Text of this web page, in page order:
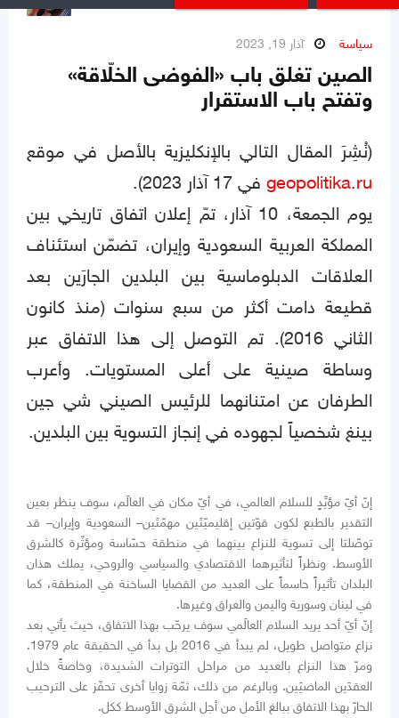
سياسة آذار 19, 2023
الصين تغلق باب «الفوضى الخلّاقة»
وتفتح باب الاستقرار
(نُشِرَ المقال التالي بالإنكليزية بالأصل في موقع
geopolitika.ru في 17 آذار 2023).
يوم الجمعة، 10 آذار، تمّ إعلان اتفاق تاريخي بين
المملكة العربية السعودية وإيران، تضمّن استئناف
العلاقات الدبلوماسية بين البلدين الجارَين بعد
قطيعة دامت أكثر من سبع سنوات (منذ كانون
الثاني 2016). تم التوصل إلى هذا الاتفاق عبر
وساطة صينية على أعلى المستويات. وأعرب
الطرفان عن امتنانهما للرئيس الصيني شي جين
بينغ شخصياً لجهوده في إنجاز التسوية بين البلدين.
إنّ أيّ مؤيِّدٍ للسلام العالمي، في أيّ مكان في العالَم، سوف ينظر بعين
التقدير بالطبع لكون قوّتين إقليميّتَين مهمّتَين– السعودية وإيران– قد
توصّلتا إلى تسوية للنزاع بينهما في منطقة حسّاسة ومؤثّرة كالشرق
الأوسط. ونظراً لتأثيرهما الاقتصادي والسياسي والروحي، يملك هذان
البلدان تأثيراً حاسماً على العديد من القضايا الساخنة في المنطقة، كما
في لبنان وسورية واليمن والعراق وغيرها.
إنّ أيّ أحد يريد السلام العالَمي سوف يرحّب بهذا الاتفاق، حيث يأتي بعد
نزاع متواصل طويل، لم يبدأ في 2016 بل بدأ في الحقيقة عام 1979.
ومرّ هذا النزاع بالعديد من مراحل التوترات الشديدة، وخاصةً خلال
العقدَين الماضيَين. وبالرغم من ذلك، ثمّة زوايا أخرى تحفّز على الترحيب
الحارّ بهذا الاتفاق ببالغ الأمل من أجل الشرق الأوسط ككل.